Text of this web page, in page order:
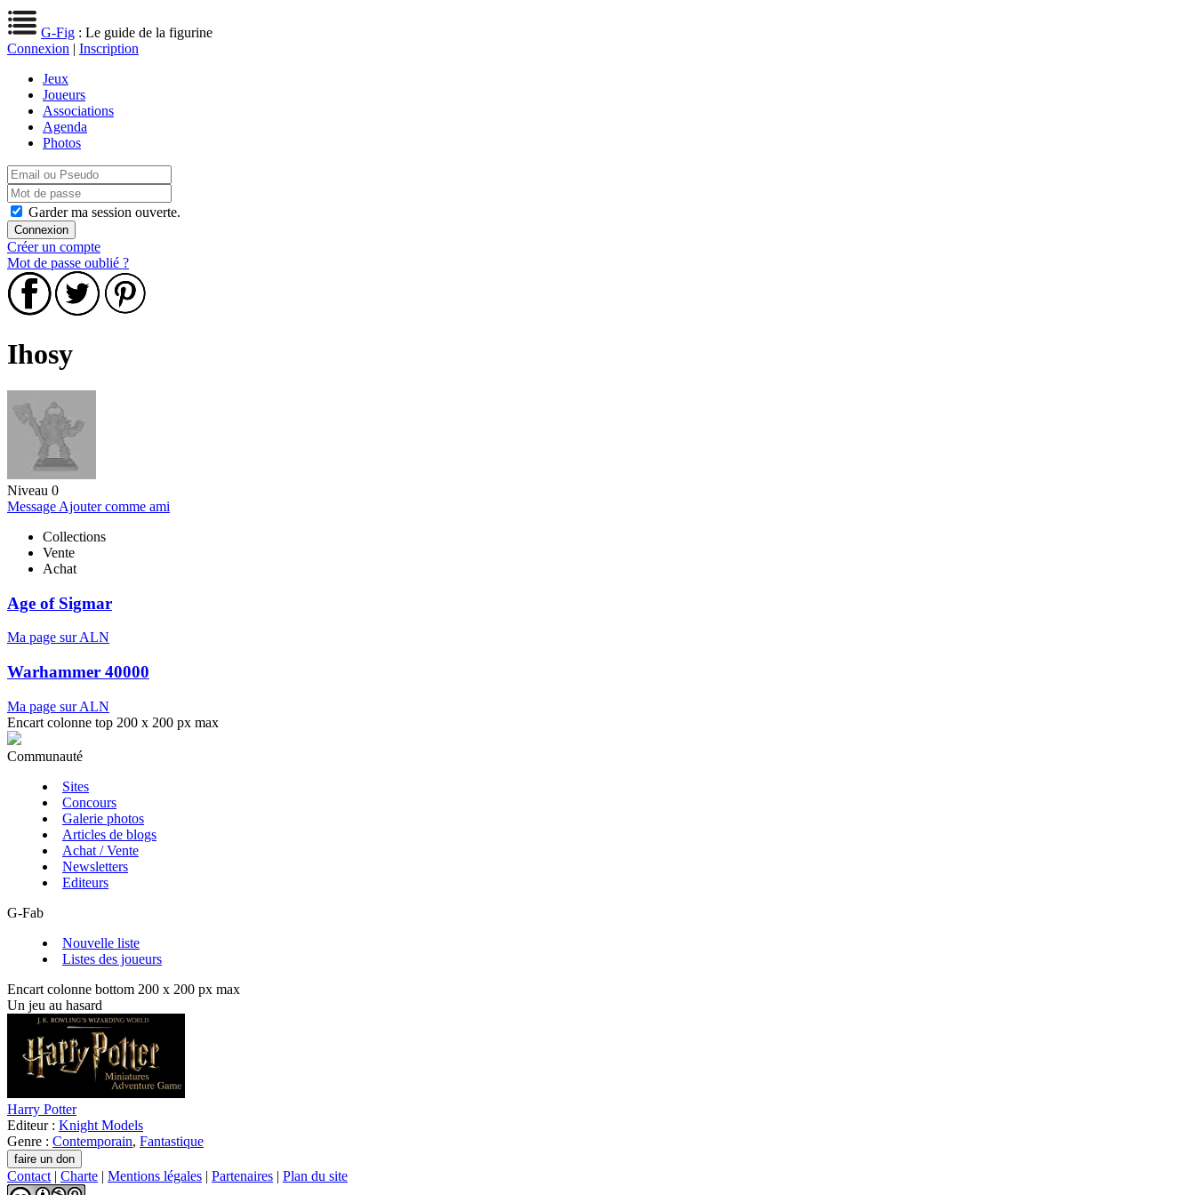
G-Fig : Le guide de la figurine
Connexion | Inscription
Jeux
Joueurs
Associations
Agenda
Photos
Garder ma session ouverte.
Créer un compte
Mot de passe oublié ?
Ihosy
Niveau 0
Message Ajouter comme ami
Collections
Vente
Achat
Age of Sigmar
Ma page sur ALN
Warhammer 40000
Ma page sur ALN
Encart colonne top 200 x 200 px max
Communauté
Sites
Concours
Galerie photos
Articles de blogs
Achat / Vente
Newsletters
Editeurs
G-Fab
Nouvelle liste
Listes des joueurs
Encart colonne bottom 200 x 200 px max
Un jeu au hasard
Harry Potter
Editeur : Knight Models
Genre : Contemporain, Fantastique
Contact | Charte | Mentions légales | Partenaires | Plan du site